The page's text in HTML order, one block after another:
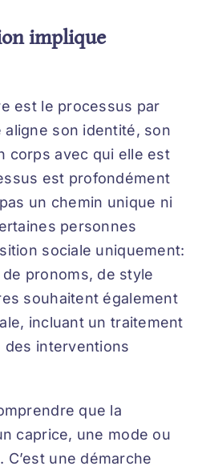
implique
est le processus par
son identité, son
corps avec qui elle est
est profondément
un chemin unique ni
personnes
sociale uniquement:
pronoms, de style
souhaitent également
incluant un traitement
des interventions
que la
caprice, une mode ou
une démarche